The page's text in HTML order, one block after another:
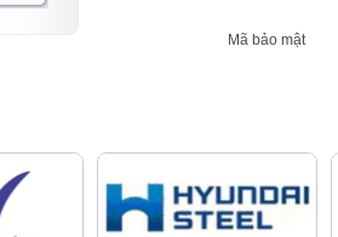
Mã bảo mật